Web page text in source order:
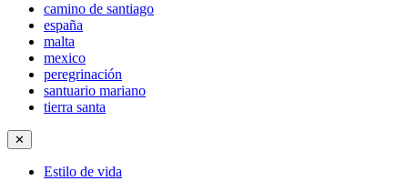
camino de santiago
españa
malta
mexico
peregrinación
santuario mariano
tierra santa
✕
Estilo de vida